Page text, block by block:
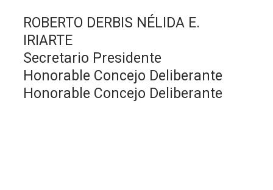
ROBERTO DERBIS NÉLIDA E.
IRIARTE
Secretario Presidente
Honorable Concejo Deliberante
Honorable Concejo Deliberante